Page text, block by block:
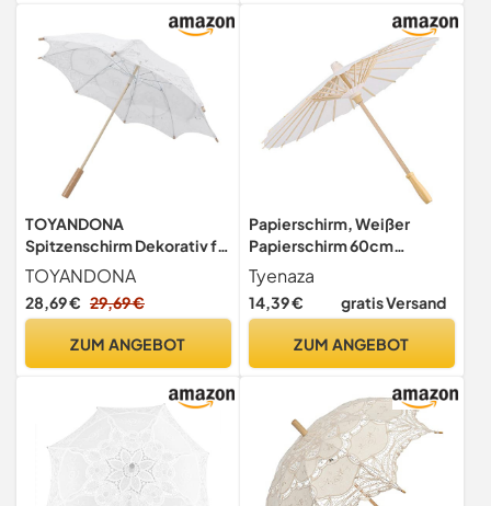
TOYANDONA
Spitzenschirm Dekorativ für
Hochzeit Vintage Schirm
Blumenförmig Spitze
Sonnenschirm Elegant
Schirmbasteln
TOYANDONA
28,69 € 29,69 €
ZUM ANGEBOT
Papierschirm, Weißer
Papierschirm 60cm
Durchmesser DIY-Malerei
Dekorativer Schirm
Handbemalt
Brautparty Dekoration Foto
Sonnentage Hochzeit (60
Tyenaza
14,39 € gratis Versand
ZUM ANGEBOT